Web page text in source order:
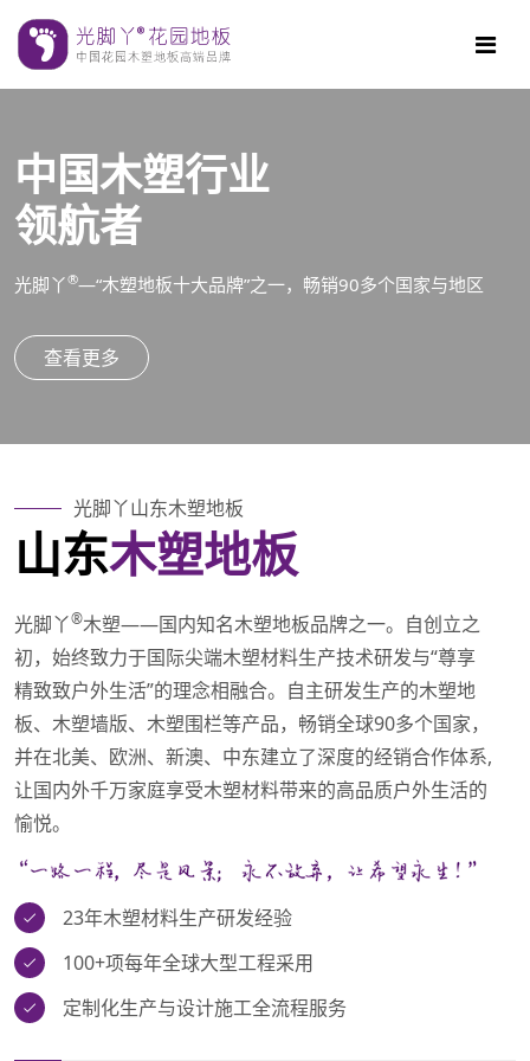
中国木塑行业
领航者
光脚丫®—“木塑地板十大品牌”之一，畅销90多个国家与地区
查看更多
不懈努力
创造美好生活
光脚丫山东木塑地板
山东木塑地板
光脚丫®木塑——国内知名木塑地板品牌之一。自创立之
初，始终致力于国际尖端木塑材料生产技术研发与“尊享
精致致户外生活”的理念相融合。自主研发生产的木塑地
板、木塑墙版、木塑围栏等产品，畅销全球90多个国家，
并在北美、欧洲、新澳、中东建立了深度的经销合作体系,
让国内外千万家庭享受木塑材料带来的高品质户外生活的
愉悦。
23年木塑材料生产研发经验
100+项每年全球大型工程采用
定制化生产与设计施工全流程服务